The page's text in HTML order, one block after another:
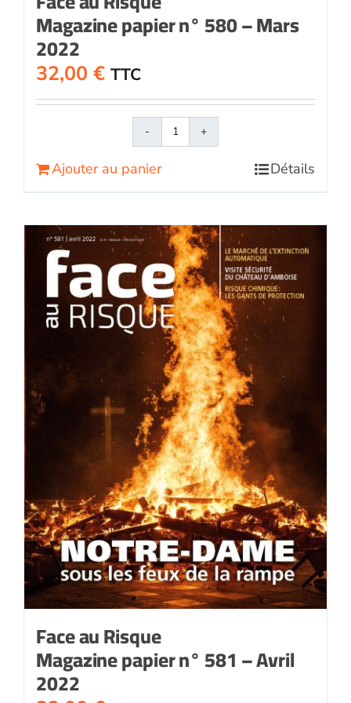
Magazine papier n° 580 – Mars
2022
32,00 € TTC
quantité
papier
n°
580
-
Mars
2022
Ajouter au panier Détails
Face au Risque
Magazine papier n° 581 – Avril
2022